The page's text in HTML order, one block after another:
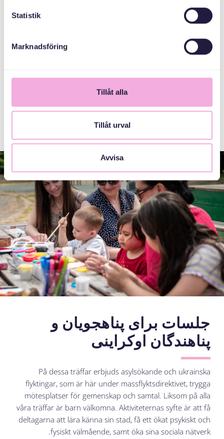
Statistik
Marknadsföring
Tillåt alla
Tillåt urval
Avvisa
det.
در اینجا بیشتر بخوانید
جلسات برای پناهجویان و
پناهندگان اوکراینی
På dessa träffar erbjuds asylsökande och ukrainska
flyktingar, som är här under massflyktsdirektivet, trygga
mötesplatser för gemenskap och samtal. Liksom på alla
våra träffar är barn välkomna. Aktiviteternas syfte är att få
deltagarna att lära känna sin stad, få ett ökat psykiskt och
fysiskt välmående, samt öka sina sociala nätverk.